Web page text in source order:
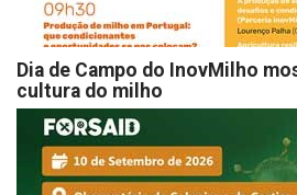
Dia de Campo do InovMilho
cultura do milho